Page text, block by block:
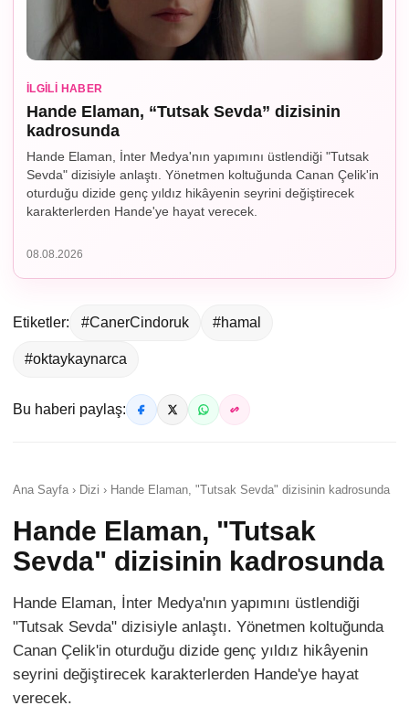
İLGILI HABER
Hande Elaman, “Tutsak Sevda” dizisinin
kadrosunda
Hande Elaman, İnter Medya'nın yapımını üstlendiği "Tutsak
Sevda" dizisiyle anlaştı. Yönetmen koltuğunda Canan Çelik'in
oturduğu dizide genç yıldız hikâyenin seyrini değiştirecek
karakterlerden Hande'ye hayat verecek.
08.08.2026
Etiketler: #CanerCindoruk #hamal
#oktaykaynarca
Bu haberi paylaş:
Ana Sayfa › Dizi › Hande Elaman, "Tutsak Sevda" dizisinin kadrosunda
Hande Elaman, "Tutsak
Sevda" dizisinin kadrosunda
Hande Elaman, İnter Medya'nın yapımını üstlendiği
"Tutsak Sevda" dizisiyle anlaştı. Yönetmen koltuğunda
Canan Çelik'in oturduğu dizide genç yıldız hikâyenin
seyrini değiştirecek karakterlerden Hande'ye hayat
verecek.